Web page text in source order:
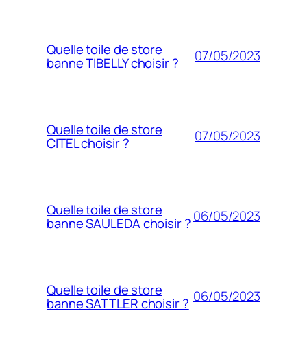
Quelle toile de store
banne TIBELLY choisir ? 07/05/2023
Quelle toile de store
CITEL choisir ? 07/05/2023
Quelle toile de store
banne SAULEDA choisir ?06/05/2023
Quelle toile de store
banne SATTLER choisir ? 06/05/2023